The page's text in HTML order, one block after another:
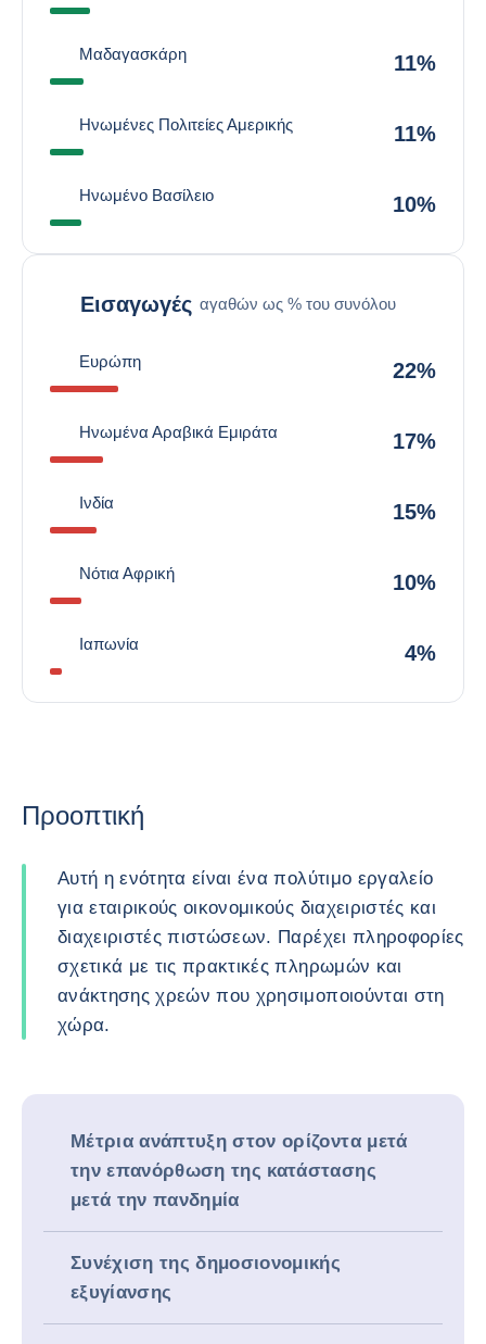
Μαδαγασκάρη 11%
Ηνωμένες Πολιτείες Αμερικής 11%
Ηνωμένο Βασίλειο 10%
Εισαγωγές αγαθών ως % του συνόλου
Ευρώπη 22%
Ηνωμένα Αραβικά Εμιράτα 17%
Ινδία 15%
Νότια Αφρική 10%
Ιαπωνία 4%
Προοπτική
Αυτή η ενότητα είναι ένα πολύτιμο εργαλείο
για εταιρικούς οικονομικούς διαχειριστές και
διαχειριστές πιστώσεων. Παρέχει πληροφορίες
σχετικά με τις πρακτικές πληρωμών και
ανάκτησης χρεών που χρησιμοποιούνται στη
χώρα.
Μέτρια ανάπτυξη στον ορίζοντα μετά
την επανόρθωση της κατάστασης
μετά την πανδημία
Συνέχιση της δημοσιονομικής
εξυγίανσης